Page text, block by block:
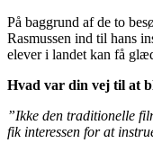
På baggrund af de to
Rasmussen ind til hans
elever i landet kan få
Hvad var din vej til at
”Ikke den traditionelle
fik interessen for at